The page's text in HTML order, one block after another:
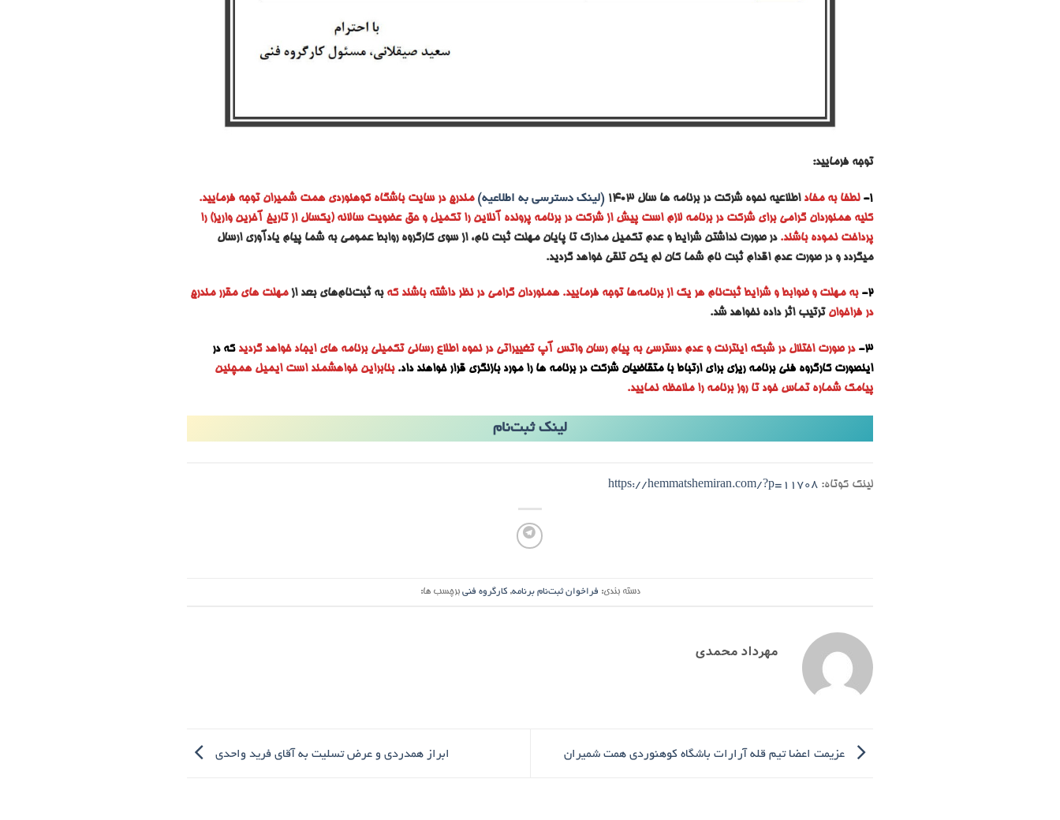
توجه فرمایید:
1- لطفا به مفاداطلاعیه نحوه شرکت در برنامه ها سال ۱۴۰۳ (لینک دسترسی به اطلاعیه) مندرج در سایت باشگاه کوهنوردی همت شمیران توجه فرمایید.
کلیه همنوردان گرامی برای شرکت در برنامه لازم است پیش از شرکت در برنامه پرونده آنلاین را تکمیل و حق عضویت سالانه (یکسال از تاریخ آخرین واریز) را
پرداخت نموده باشند.در صورت نداشتن شرایط و عدم تکمیل مدارک تا پایان مهلت ثبت نام، از سوی کارگروه روابط عمومی به شما پیام یادآوری ارسال
میگردد و در صورت عدم اقدام ثبت نام شما کان لم یکن تلقی خواهد گردید.
2- به مهلت و ضوابط و شرایط ثبت‌نام هر یک از برنامه‌ها توجه فرمایید. همنوردان گرامی در نظر داشته باشند که به ثبت‌نام‌های بعد ازمهلت های مقرر مندرج
در فراخوانترتیب اثر داده نخواهد شد.
3- در صورت اختلال در شبکه اینترنت و عدم دسترسی به پیام رسان واتس آپ تغییراتی در نحوه اطلاع رسانی تکمیلی برنامه های ایجاد خواهد گردید که در
اینصورت کارگروه فنی برنامه ریزی برای ارتباط با متقاضیان شرکت در برنامه ها را مورد بازنگری قرار خواهند داد. بنابراین خواهشمند است ایمیل همچنین
پیامک شماره تماس خود تا روز برنامه را ملاحظه نمایید.
لینک ثبت‌نام
لینک کوتاه: https://hemmatshemiran.com/?p=11708
دسته بندی: فراخوان ثبت‌نام برنامه,کارگروه فنی برچسب ها:
مهرداد محمدی
عزیمت اعضا تیم قله آرارات باشگاه کوهنوردی همت شمیران ابراز همدردی و عرض تسلیت به آقای فرید واحدی